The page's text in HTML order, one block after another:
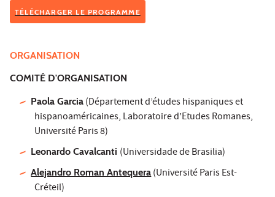
TÉLÉCHARGER LE PROGRAMME
ORGANISATION
COMITÉ D'ORGANISATION
Paola Garcia (Département d’études hispaniques et
hispanoaméricaines, Laboratoire d’Etudes Romanes,
Université Paris 8)
Leonardo Cavalcanti (Universidade de Brasilia)
Alejandro Roman Antequera(Université Paris Est-
Créteil)